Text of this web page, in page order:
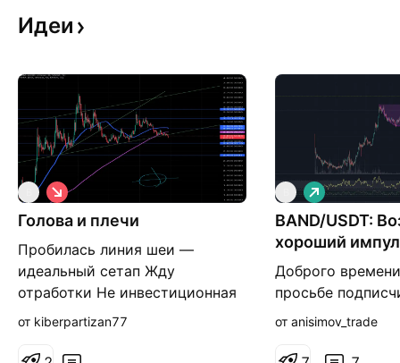
Идеи
Голова и плечи
Пробилась линия шеи —
идеальный сетап Жду
отработки Не инвестиционная
идея
К
о
р
т
а
я
от kiberpartizan77
BAND/USDT:
хороший
Доброго
просьбе
идею по Band.
фигуры чашка с
Д
л
и
н
я
от anisimov_trade